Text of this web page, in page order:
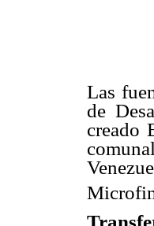
Las
de
creado